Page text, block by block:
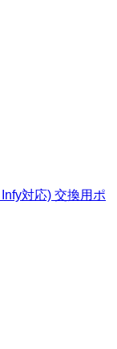
対応) 交換用ポ